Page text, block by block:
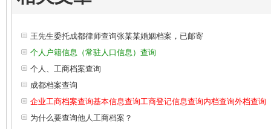
王先生委托成都律师查询张某某婚姻档案，已邮寄
个人户籍信息（常驻人口信息）查询
个人、工商档案查询
成都档案查询
企业工商档案查询基本信息查询工商登记信息查询内档查询外档查询
为什么要查询他人工商档案？